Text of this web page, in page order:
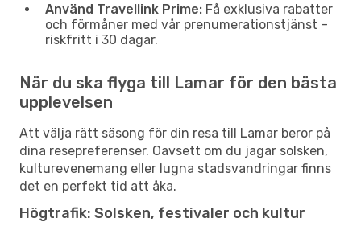
Använd Travellink Prime: Få exklusiva rabatter
och förmåner med vår prenumerationstjänst –
riskfritt i 30 dagar.
När du ska flyga till Lamar för den bästa
upplevelsen
Att välja rätt säsong för din resa till Lamar beror på
dina resepreferenser. Oavsett om du jagar solsken,
kulturevenemang eller lugna stadsvandringar finns
det en perfekt tid att åka.
Högtrafik: Solsken, festivaler och kultur